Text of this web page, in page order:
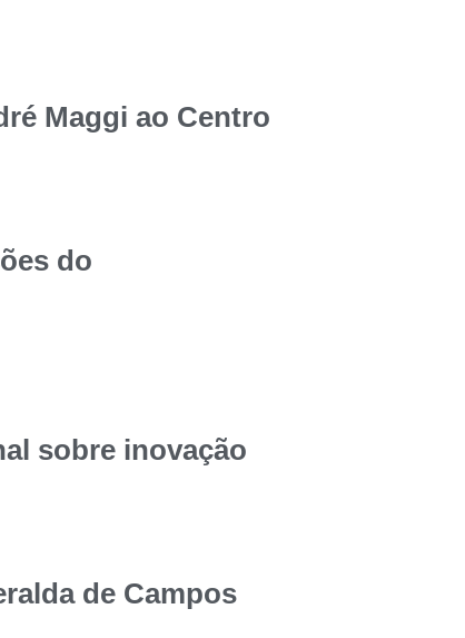
Maggi ao Centro
do
sobre inovação
de Campos